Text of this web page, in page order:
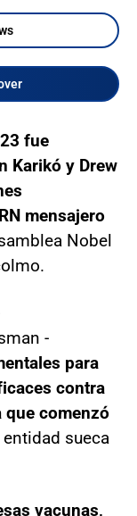
fue
Karikó y Drew
mensajero
Nobel
-
para
contra
comenzó
sueca
vacunas,